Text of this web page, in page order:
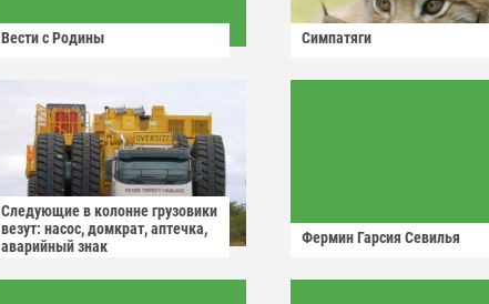
Вести с Родины Симпатяги
Следующие в колонне грузовики
везут: насос, домкрат, аптечка,
аварийный знак
Фермин Гарсия Севилья